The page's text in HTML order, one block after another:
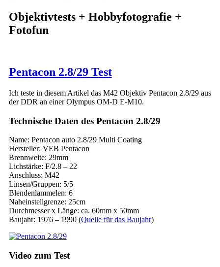
Objektivtests + Hobbyfotografie +
Fotofun
Pentacon 2.8/29 Test
Ich teste in diesem Artikel das M42 Objektiv Pentacon 2.8/29 aus
der DDR an einer Olympus OM-D E-M10.
Technische Daten des Pentacon 2.8/29
Name: Pentacon auto 2.8/29 Multi Coating
Hersteller: VEB Pentacon
Brennweite: 29mm
Lichstärke: F/2.8 – 22
Anschluss: M42
Linsen/Gruppen: 5/5
Blendenlammelen: 6
Naheinstellgrenze: 25cm
Durchmesser x Länge: ca. 60mm x 50mm
Baujahr: 1976 – 1990 (Quelle für das Baujahr)
Video zum Test